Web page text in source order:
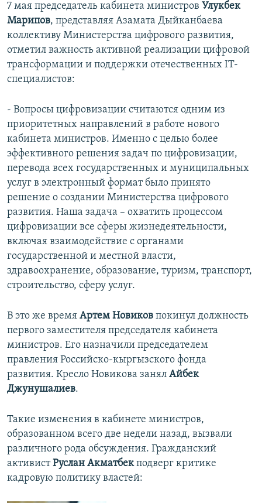
7 мая председатель кабинета министров Улукбек
Марипов, представляя Азамата Дыйканбаева
коллективу Министерства цифрового развития,
отметил важность активной реализации цифровой
трансформации и поддержки отечественных IT-
специалистов:
- Вопросы цифровизации считаются одним из
приоритетных направлений в работе нового
кабинета министров. Именно с целью более
эффективного решения задач по цифровизации,
перевода всех государственных и муниципальных
услуг в электронный формат было принято
решение о создании Министерства цифрового
развития. Наша задача – охватить процессом
цифровизации все сферы жизнедеятельности,
включая взаимодействие с органами
государственной и местной власти,
здравоохранение, образование, туризм, транспорт,
строительство, сферу услуг.
В это же время Артем Новиков покинул должность
первого заместителя председателя кабинета
министров. Его назначили председателем
правления Российско-кыргызского фонда
развития. Кресло Новикова занял Айбек
Джунушалиев.
Такие изменения в кабинете министров,
образованном всего две недели назад, вызвали
различного рода обсуждения. Гражданский
активистРуслан Акматбекподверг критике
кадровую политику властей: